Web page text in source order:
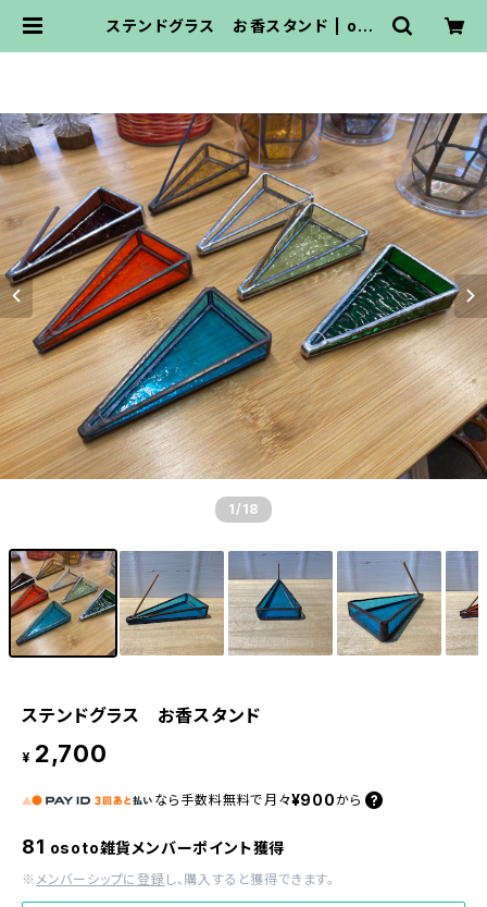
ステンドグラス お香スタンド | oso
1 /18
ステンドグラス お香スタンド
¥ 2,700
なら 手数料無料で 月々¥900 から
81 osoto雑貨メンバーポイント獲得
※ メンバーシップに登録 し、購入すると獲得できます。